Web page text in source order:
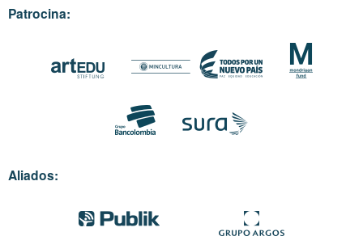
Patrocina:
Aliados: